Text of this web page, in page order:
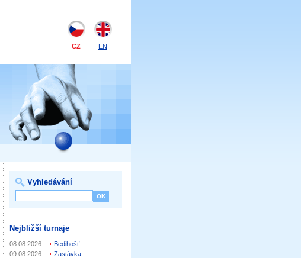
CZ EN
Vyhledávání
Nejbližší turnaje
08.08.2026
Bedihošť
09.08.2026
Zastávka